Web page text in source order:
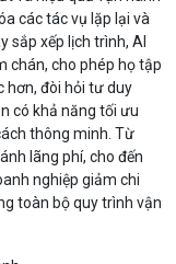
các tác vụ lặp lại và
sắp xếp lịch trình, AI
chán, cho phép họ tập
hơn, đòi hỏi tư duy
có khả năng tối ưu
thông minh. Từ
lãng phí, cho đến
nghiệp giảm chi
toàn bộ quy trình vận